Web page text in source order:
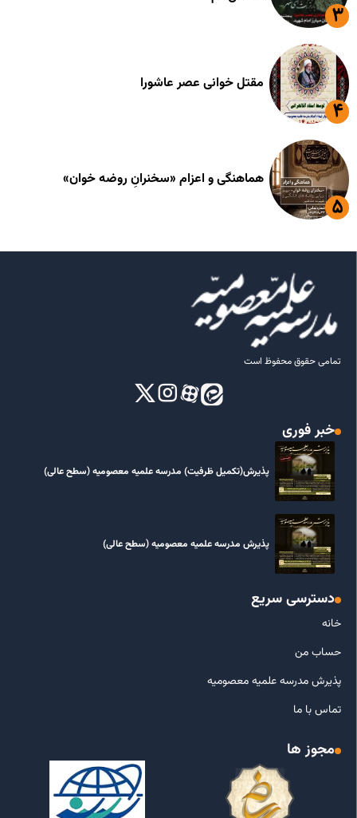
مقتل خوانی عصر عاشورا
هماهنگی و اعزام «سخنرانِ روضه خوان»
تمامی حقوق محفوظ است
خبر فوری
پذیرش(تکمیل ظرفیت) مدرسه علمیه معصومیه‌ (سطح عالی)
پذیرش مدرسه علمیه معصومیه‌ (سطح عالی)
دسترسی سریع
خانه
حساب من
پذیرش مدرسه علمیه معصومیه
تماس با ما
مجوز ها